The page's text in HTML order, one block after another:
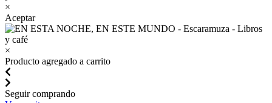
×
Aceptar
×
Producto agregado a carrito
Seguir comprando